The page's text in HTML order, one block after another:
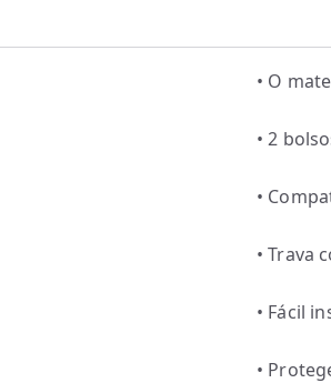
• O
• 2
•
• Trava
• Fácil
•